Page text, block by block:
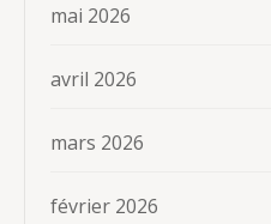
mai 2026
avril 2026
mars 2026
février 2026